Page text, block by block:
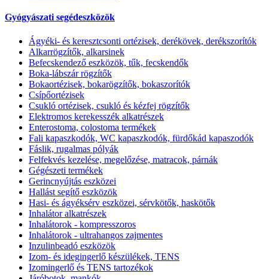
Gyógyászati segédeszközök
Ágyéki- és keresztcsonti ortézisek, derékövek, derékszorítók
Alkarrögzítők, alkarsinek
Befecskendező eszközök, tűk, fecskendők
Boka-lábszár rögzítők
Bokaortézisek, bokarögzítők, bokaszorítók
Csípőortézisek
Csukló ortézisek, csukló és kézfej rögzítők
Elektromos kerekesszék alkatrészek
Enterostoma, colostoma termékek
Fali kapaszkodók, WC kapaszkodók, fürdőkád kapaszodók
Fáslik, rugalmas pólyák
Felfekvés kezelése, megelőzése, matracok, párnák
Gégészeti termékek
Gerincnyújtás eszközei
Hallást segítő eszközök
Hasi- és ágyéksérv eszközei, sérvkötők, haskötők
Inhalátor alkatrészek
Inhalátorok - kompresszoros
Inhalátorok - ultrahangos zajmentes
Inzulinbeadó eszközök
Izom- és idegingerlő készülékek, TENS
Izomingerlő és TENS tartozékok